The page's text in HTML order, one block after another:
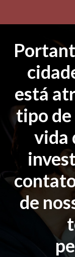
está
tipo de
vida
de